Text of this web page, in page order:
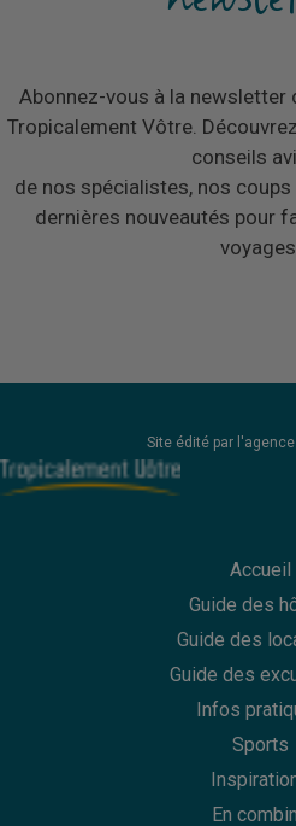
Abonnez-vous à la newsletter
Tropicalement Vôtre.
conseils
de nos spécialistes, nos
dernières nouveautés pour
voyages.
Site édité par
Accueil
Guide des
Guide des
Guide des
Infos
Sports
En